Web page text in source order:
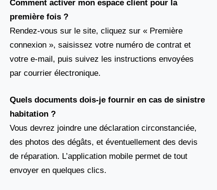
Comment activer mon espace client pour la
première fois ?
Rendez-vous sur le site, cliquez sur « Première
connexion », saisissez votre numéro de contrat et
votre e-mail, puis suivez les instructions envoyées
par courrier électronique.
Quels documents dois-je fournir en cas de sinistre
habitation ?
Vous devrez joindre une déclaration circonstanciée,
des photos des dégâts, et éventuellement des devis
de réparation. L’application mobile permet de tout
envoyer en quelques clics.